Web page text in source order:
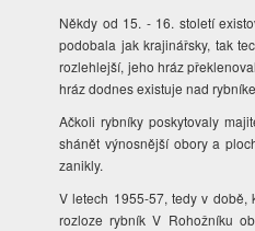
Někdy od 15. - 16. století
podobala jak krajinářsky, tak
rozlehlejší, jeho hráz
hráz dodnes existuje nad
Ačkoli rybníky poskytovaly
shánět výnosnější obory a
zanikly.
V letech 1955-57, tedy v době,
rozloze rybník V Rohožníku